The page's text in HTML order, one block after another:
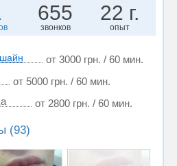
655
звонков
22 г.
опыт
от 3000 грн. / 60 мин.
от 5000 грн. / 60 мин.
от 2800 грн. / 60 мин.
(93)